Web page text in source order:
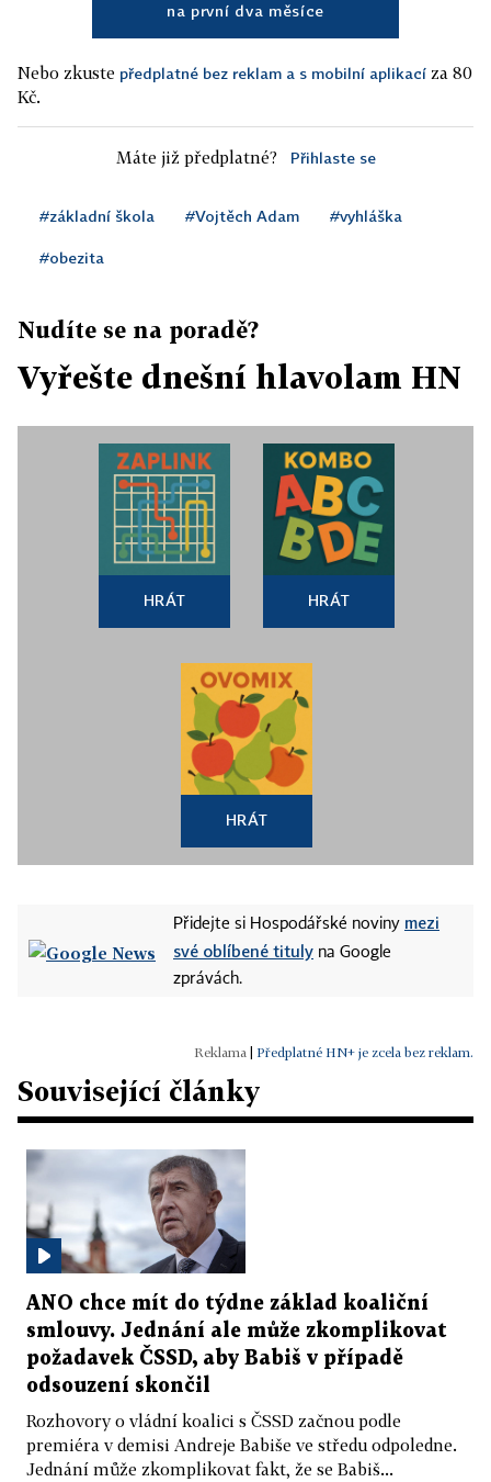
na první dva měsíce
Nebo zkuste předplatné bez reklam a s mobilní aplikací za 80
Kč.
Máte již předplatné? Přihlaste se
#základní škola #Vojtěch Adam #vyhláška
#obezita
Nudíte se na poradě?
Vyřešte dnešní hlavolam HN
HRÁT HRÁT
HRÁT
Přidejte si Hospodářské noviny mezi
své oblíbené tituly na Google
zprávách.
Předplatné HN+ je zcela bez reklam.
Související články
ANO chce mít do týdne základ koaliční
smlouvy. Jednání ale může zkomplikovat
požadavek ČSSD, aby Babiš v případě
odsouzení skončil
Rozhovory o vládní koalici s ČSSD začnou podle
premiéra v demisi Andreje Babiše ve středu odpoledne.
Jednání může zkomplikovat fakt, že se Babiš...